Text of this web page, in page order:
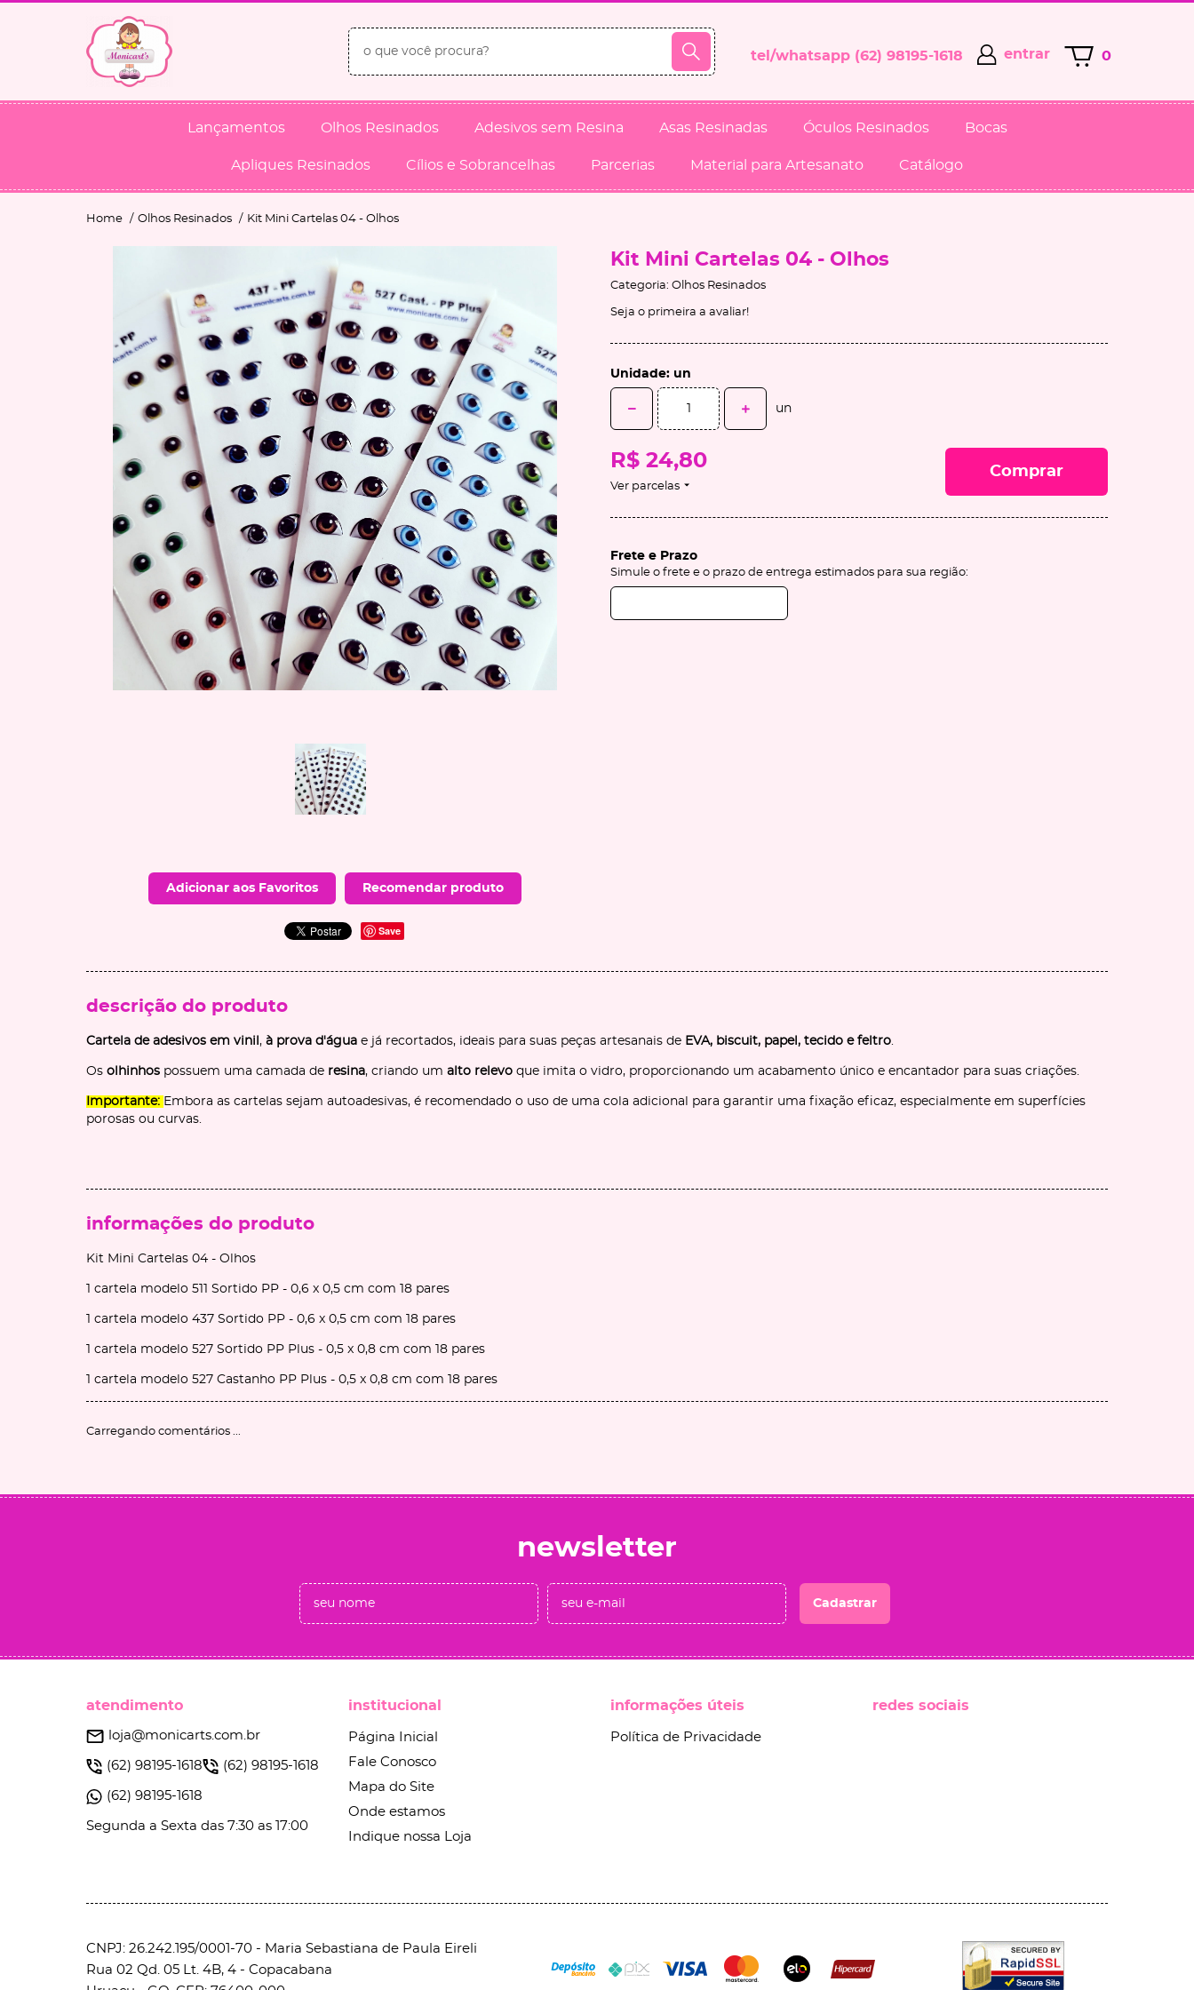
(62) 98195-1618 entrar 0
Lançamentos Olhos Resinados Adesivos sem Resina Asas Resinadas Óculos Resinados Bocas
Apliques Resinados Cílios e Sobrancelhas Parcerias Material para Artesanato Catálogo
Home Olhos Resinados Kit Mini Cartelas 04 - Olhos
Adicionar aos Favoritos Recomendar produto
Save
Kit Mini Cartelas 04 - Olhos
Categoria: Olhos Resinados
Seja o primeira a avaliar!
Unidade: un
un
R$ 24,80
Ver parcelas
Comprar
Frete e Prazo
Simule o frete e o prazo de entrega estimados para sua região:
descrição do produto
Cartela de adesivos em vinil , à prova d'água e já recortados, ideais para suas peças artesanais de EVA, biscuit, papel, tecido e feltro.
Os olhinhos possuem uma camada de resina, criando um alto relevo que imita o vidro, proporcionando um acabamento único e encantador para suas criações.
Importante: Embora as cartelas sejam autoadesivas, é recomendado o uso de uma cola adicional para garantir uma fixação eficaz, especialmente em superfícies
porosas ou curvas.
informações do produto
Kit Mini Cartelas 04 - Olhos
1 cartela modelo 511 Sortido PP - 0,6 x 0,5 cm com 18 pares
1 cartela modelo 437 Sortido PP - 0,6 x 0,5 cm com 18 pares
1 cartela modelo 527 Sortido PP Plus - 0,5 x 0,8 cm com 18 pares
1 cartela modelo 527 Castanho PP Plus - 0,5 x 0,8 cm com 18 pares
Carregando comentários ...
newsletter
Cadastrar
atendimento
(62) 98195-1618 (62) 98195-1618
(62) 98195-1618
Segunda a Sexta das 7:30 as 17:00
loja@monicarts.com.br
institucional
Página Inicial
Fale Conosco
Mapa do Site
Onde estamos
Indique nossa Loja
informações úteis
Política de Privacidade
redes sociais
CNPJ: 26.242.195/0001-70 - Maria Sebastiana de Paula Eireli
Rua 02 Qd. 05 Lt. 4B, 4 - Copacabana